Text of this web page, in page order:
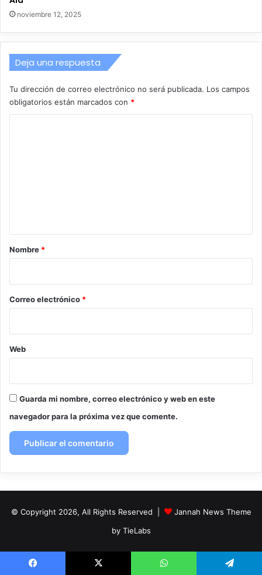
noviembre 12, 2025
Deja una respuesta
Tu dirección de correo electrónico no será publicada. Los campos
obligatorios están marcados con *
r
*
Nombre *
Correo electrónico *
Web
Guarda mi nombre, correo electrónico y web en este
navegador para la próxima vez que comente.
© Copyright 2026, All Rights Reserved |
Jannah News Theme
by TieLabs